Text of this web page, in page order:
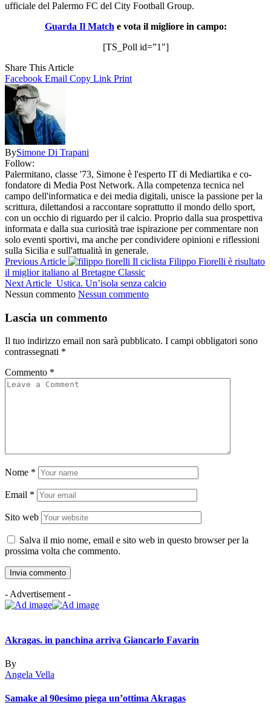
ufficiale del Palermo FC del City Football Group.
Guarda Il Match e vota il migliore in campo:
[TS_Poll id=”1″]
Share This Article
Facebook Email Copy Link Print
BySimone Di Trapani
Follow:
Palermitano, classe '73, Simone è l'esperto IT di Mediartika e co-
fondatore di Media Post Network. Alla competenza tecnica nel
campo dell'informatica e dei media digitali, unisce la passione per la
scrittura, dilettandosi a raccontare soprattutto il mondo dello sport,
con un occhio di riguardo per il calcio. Proprio dalla sua prospettiva
informata e dalla sua curiosità trae ispirazione per commentare non
solo eventi sportivi, ma anche per condividere opinioni e riflessioni
sulla Sicilia e sull'attualità in generale.
Previous Article
Il ciclista Filippo Fiorelli è risultato
il miglior italiano al Bretagne Classic
Next Article Ustica. Un’isola senza calcio
Nessun commento Nessun commento
Lascia un commento
Il tuo indirizzo email non sarà pubblicato. I campi obbligatori sono
contrassegnati *
Commento *
Nome *
Email *
Sito web
Salva il mio nome, email e sito web in questo browser per la
prossima volta che commento.
- Advertisement -
Akragas. in panchina arriva Giancarlo Favarin
By
Angela Vella
Samake al 90esimo piega un’ottima Akragas